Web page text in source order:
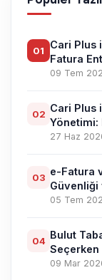
01
Cari Plus
Fatura
09 Tem
02 Cari Plus
Yönetimi:
27 Haz
03 e-Fatura
Güvenliği
05 Tem
04 Bulut
Seçerken
09 Mar